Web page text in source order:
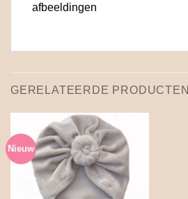
afbeeldingen
GERELATEERDE PRODUCTEN
Nieuw